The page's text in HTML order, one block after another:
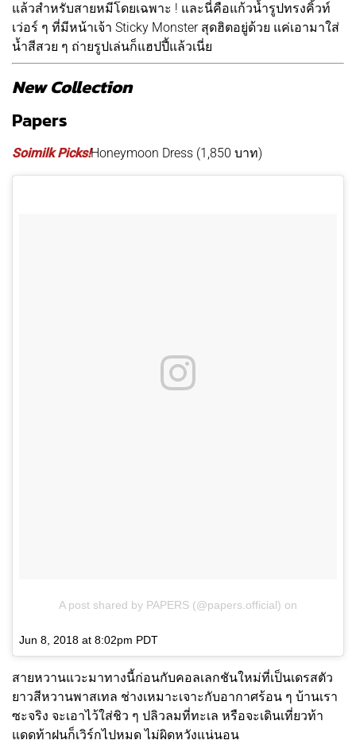
แล้วสำหรับสายหมีโดยเฉพาะ ! และนี่คือแก้วน้ำรูปทรงคิ้วท์
เว่อร์ ๆ ที่มีหน้าเจ้า Sticky Monster สุดฮิตอยู่ด้วย แค่เอามาใส่
น้ำสีสวย ๆ ถ่ายรูปเล่นก็แฮปปี้แล้วเนี่ย
New Collection
Papers
Soimilk Picks!Honeymoon Dress (1,850 บาท)
A post shared by PAPERS (@papers.official) on
Jun 8, 2018 at 8:02pm PDT
สายหวานแวะมาทางนี้ก่อนกับคอลเลกชันใหม่ที่เป็นเดรสตัว
ยาวสีหวานพาสเทล ช่างเหมาะเจาะกับอากาศร้อน ๆ บ้านเรา
ซะจริง จะเอาไว้ใส่ชิว ๆ ปลิวลมที่ทะเล หรือจะเดินเที่ยวท้า
แดดท้าฝนก็เวิร์กไปหมด ไม่ผิดหวังแน่นอน